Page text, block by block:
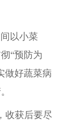
以小菜
“预防为
做好蔬菜病
收获后要尽